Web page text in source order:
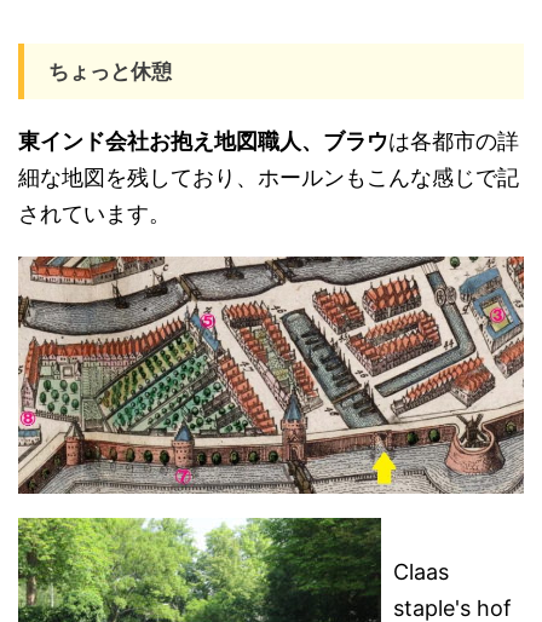
ちょっと休憩
東インド会社お抱え地図職人、ブラウは各都市の詳
細な地図を残しており、ホールンもこんな感じで記
されています。
Claas
staple's hof